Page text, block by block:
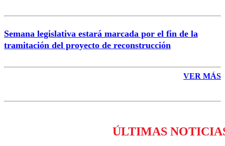
Semana legislativa estará marcada por el fin de la
tramitación del proyecto de reconstrucción
VER MÁS
ÚLTIMAS